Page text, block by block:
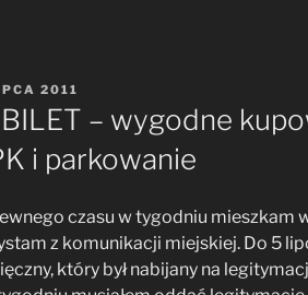
hellshare.com
itp.”
2011
– wygodne
i parkowanie
czasu w tygodniu mieszkam
z komunikacji miejskiej. Do 5
który był nabijany na